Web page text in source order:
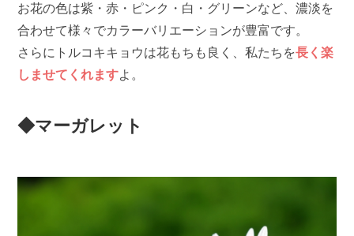
お花の色は紫・赤・ピンク・白・グリーンなど、濃淡を
合わせて様々でカラーバリエーションが豊富です。
さらにトルコキキョウは花もちも良く、私たちを長く楽
しませてくれますよ。
◆マーガレット